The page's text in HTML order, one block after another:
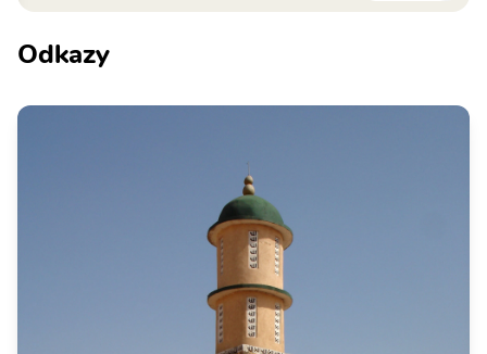
Odkazy